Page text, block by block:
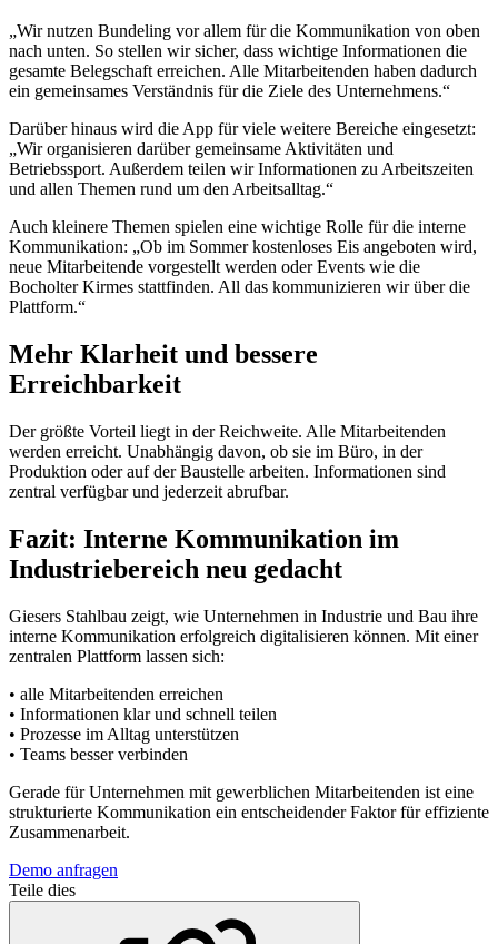
„Wir nutzen Bundeling vor allem für die Kommunikation von oben
nach unten. So stellen wir sicher, dass wichtige Informationen die
gesamte Belegschaft erreichen. Alle Mitarbeitenden haben dadurch
ein gemeinsames Verständnis für die Ziele des Unternehmens.“
Darüber hinaus wird die App für viele weitere Bereiche eingesetzt:
„Wir organisieren darüber gemeinsame Aktivitäten und
Betriebssport. Außerdem teilen wir Informationen zu Arbeitszeiten
und allen Themen rund um den Arbeitsalltag.“
Auch kleinere Themen spielen eine wichtige Rolle für die interne
Kommunikation: „Ob im Sommer kostenloses Eis angeboten wird,
neue Mitarbeitende vorgestellt werden oder Events wie die
Bocholter Kirmes stattfinden. All das kommunizieren wir über die
Plattform.“
Mehr Klarheit und bessere
Erreichbarkeit
Der größte Vorteil liegt in der Reichweite. Alle Mitarbeitenden
werden erreicht. Unabhängig davon, ob sie im Büro, in der
Produktion oder auf der Baustelle arbeiten. Informationen sind
zentral verfügbar und jederzeit abrufbar.
Fazit: Interne Kommunikation im
Industriebereich neu gedacht
Giesers Stahlbau zeigt, wie Unternehmen in Industrie und Bau ihre
interne Kommunikation erfolgreich digitalisieren können. Mit einer
zentralen Plattform lassen sich:
• alle Mitarbeitenden erreichen
• Informationen klar und schnell teilen
• Prozesse im Alltag unterstützen
• Teams besser verbinden
Gerade für Unternehmen mit gewerblichen Mitarbeitenden ist eine
strukturierte Kommunikation ein entscheidender Faktor für effiziente
Zusammenarbeit.
Demo anfragen
Teile dies